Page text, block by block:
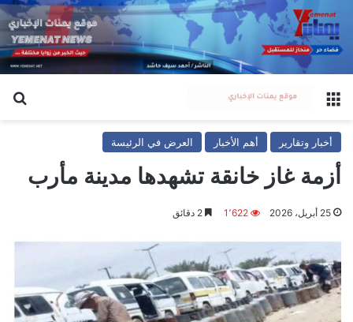
القائمة
أخبار وتقارير أهم الأخبار العرض في الرئيسة
أزمة غاز خانقة تشهدها مدينة مأرب
25 أبريل، 2026 1٬622